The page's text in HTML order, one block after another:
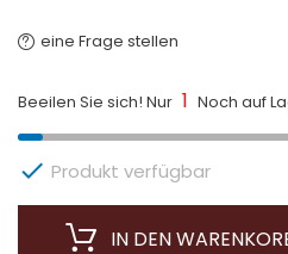
eine Frage stellen
Beeilen Sie sich! Nur 1 Noch auf
 Produkt verfügbar
IN DEN